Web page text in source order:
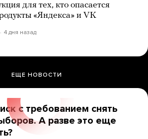
для тех, кто опасается
«Яндекса» и VK
4 дня назад
ЕЩЕ НОВОСТИ
с требованием снять
А разве это еще